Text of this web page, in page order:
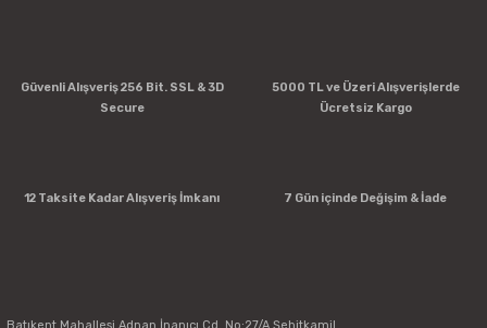
Güvenli Alışveriş 256 Bit. SSL & 3D
Secure
5000 TL ve Üzeri Alışverişlerde
Ücretsiz Kargo
12 Taksite Kadar Alışveriş İmkanı 7 Gün içinde Değişim & İade
Batıkent Mahallesi Adnan İnanıcı Cd. No:27/A Şehitkamil